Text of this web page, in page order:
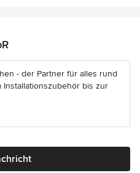
- der Partner für alles rund
Installationszubehör bis zur